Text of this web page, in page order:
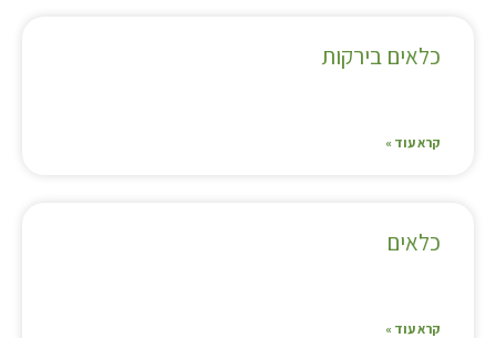
כלאים בירקות
קרא עוד »
כלאים
קרא עוד »